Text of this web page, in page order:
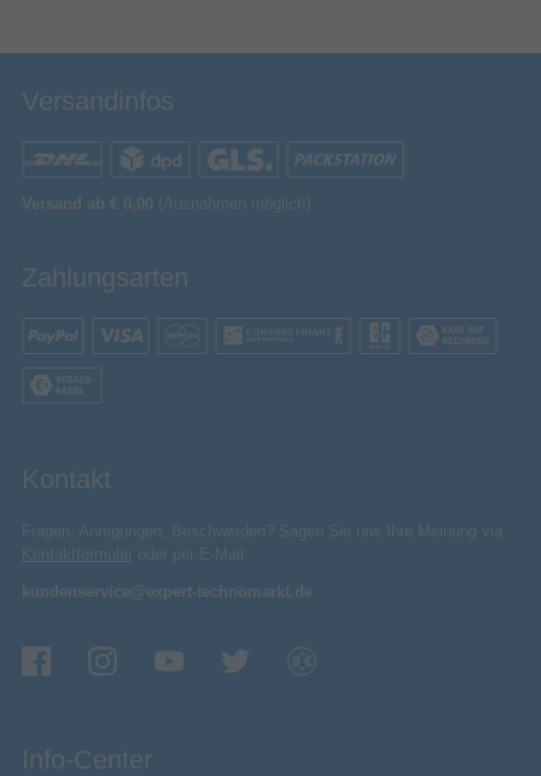
Versandinfos
Versand ab € 0,00 (Ausnahmen möglich)
Zahlungsarten
Kontakt
Fragen, Anregungen, Beschwerden? Sagen Sie uns Ihre Meinung via
Kontaktformular oder per E-Mail:
kundenservice@expert-technomarkt.de
Info-Center